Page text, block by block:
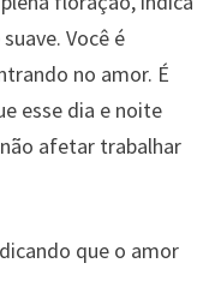
Você é
no amor. É
esse dia e noite
afetar trabalhar
que o amor